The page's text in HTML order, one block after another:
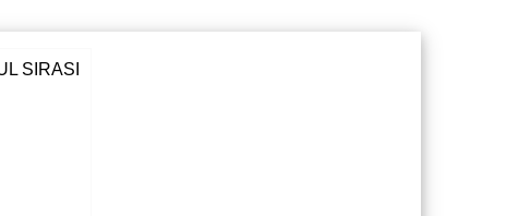
Donatılarını Tercih Etti